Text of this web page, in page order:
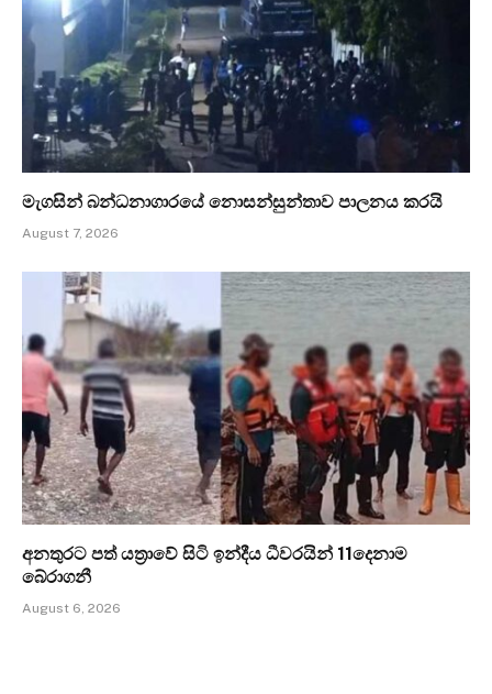
මැගසින් බන්ධනාගාරයේ නොසන්සුන්තාව පාලනය කරයි
August 7, 2026
අනතුරට පත් යත්‍රාවේ සිටි ඉන්දීය ධීවරයින් 11දෙනාම
බේරාගනී
August 6, 2026